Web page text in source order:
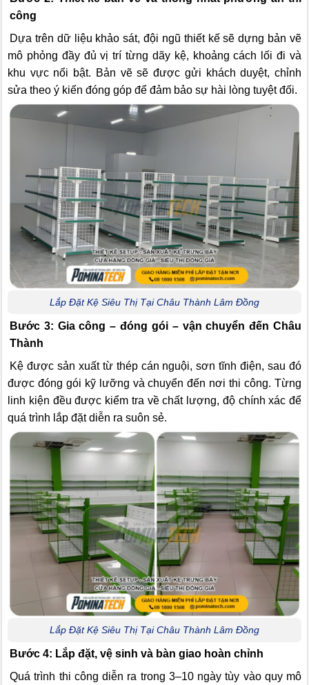
công
Dựa trên dữ liệu khảo sát, đội ngũ thiết kế sẽ dựng bản vẽ
mô phỏng đầy đủ vị trí từng dãy kệ, khoảng cách lối đi và
khu vực nổi bật. Bản vẽ sẽ được gửi khách duyệt, chỉnh
sửa theo ý kiến đóng góp để đảm bảo sự hài lòng tuyệt đối.
Lắp Đặt Kệ Siêu Thị Tại Châu Thành Lâm Đồng
Bước 3: Gia công – đóng gói – vận chuyển đến Châu
Thành
Kệ được sản xuất từ thép cán nguội, sơn tĩnh điện, sau đó
được đóng gói kỹ lưỡng và chuyển đến nơi thi công. Từng
linh kiện đều được kiểm tra về chất lượng, độ chính xác để
quá trình lắp đặt diễn ra suôn sẻ.
Lắp Đặt Kệ Siêu Thị Tại Châu Thành Lâm Đồng
Bước 4: Lắp đặt, vệ sinh và bàn giao hoàn chỉnh
Quá trình thi công diễn ra trong 3–10 ngày tùy vào quy mô